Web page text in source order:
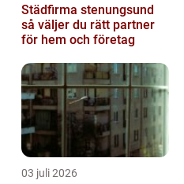
Städfirma stenungsund
så väljer du rätt partner
för hem och företag
03 juli 2026